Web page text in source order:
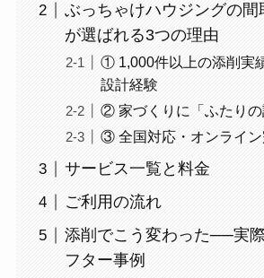
ぶっちゃけハウジングの間
が選ばれる3つの理由
① 1,000件以上の添削実
設計経験
② 家づくりに「ふたりの
③ 全国対応・オンライ
サービス一覧と料金
ご利用の流れ
添削でこう変わった──実
フター事例